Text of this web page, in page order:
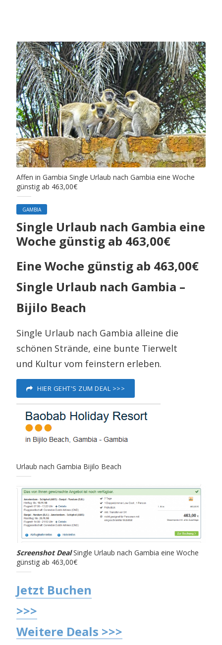
Affen in Gambia Single Urlaub nach Gambia eine Woche
günstig ab 463,00€
GAMBIA
Single Urlaub nach Gambia eine
Woche günstig ab 463,00€
Eine Woche günstig ab 463,00€
Single Urlaub nach Gambia –
Bijilo Beach
Single Urlaub nach Gambia alleine die
schönen Strände, eine bunte Tierwelt
und Kultur vom feinstern erleben.
HIER GEHT'S ZUM DEAL >>>
Urlaub nach Gambia Bijilo Beach
Screenshot DealSingle Urlaub nach Gambia eine Woche
günstig ab 463,00€
Jetzt Buchen
>>>
Weitere Deals >>>